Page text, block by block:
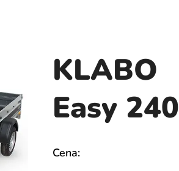
KLABO
Easy 240
Cena: